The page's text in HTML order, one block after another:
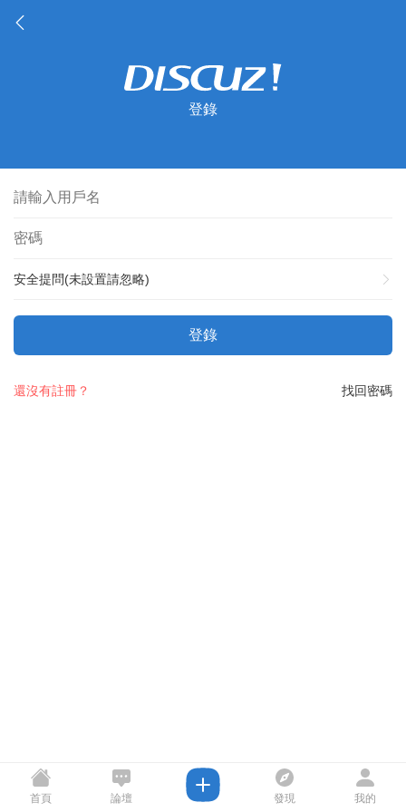
登錄
安全提問(未設置請忽略)
登錄
找回密碼
還沒有註冊？
首頁 論壇 發現 我的